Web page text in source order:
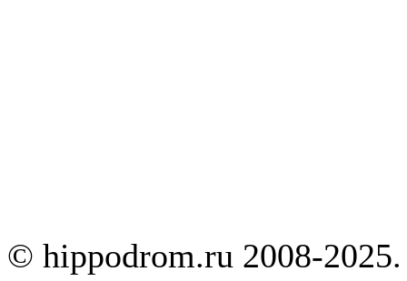
© hippodrom.ru 2008-